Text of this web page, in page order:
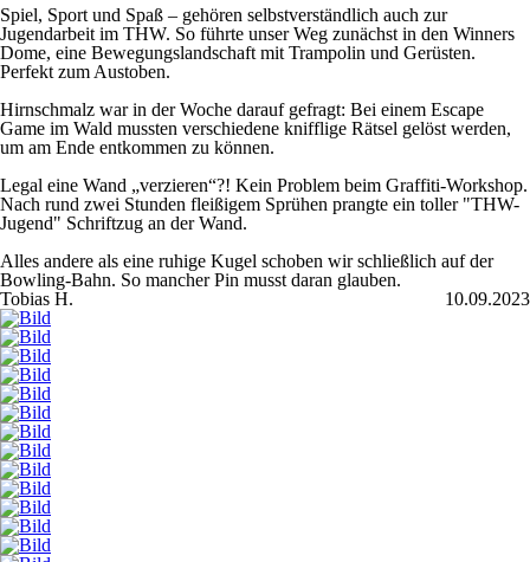
Spiel, Sport und Spaß – gehören selbstverständlich auch zur
Jugendarbeit im THW. So führte unser Weg zunächst in den Winners
Dome, eine Bewegungslandschaft mit Trampolin und Gerüsten.
Perfekt zum Austoben.
Hirnschmalz war in der Woche darauf gefragt: Bei einem Escape
Game im Wald mussten verschiedene knifflige Rätsel gelöst werden,
um am Ende entkommen zu können.
Legal eine Wand „verzieren“?! Kein Problem beim Graffiti-Workshop.
Nach rund zwei Stunden fleißigem Sprühen prangte ein toller "THW-
Jugend" Schriftzug an der Wand.
Alles andere als eine ruhige Kugel schoben wir schließlich auf der
Bowling-Bahn. So mancher Pin musst daran glauben.
Tobias H.
10.09.2023